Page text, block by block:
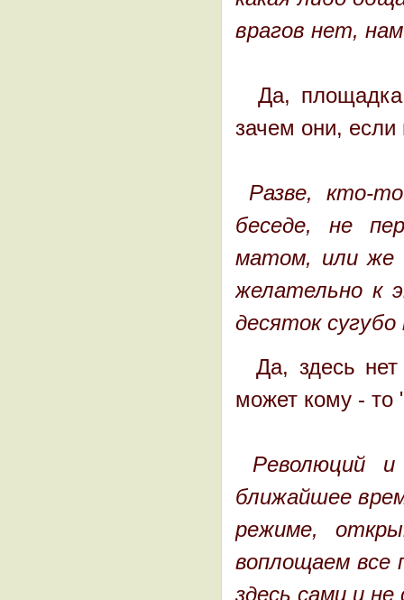
врагов нет,
Да, площадка
зачем они, если
Разве, кто-
беседе, не
матом, или же
желательно к
десяток
Да, здесь
может кому - то
Революций
ближайшее
режиме,
воплощаем все
здесь сами и не